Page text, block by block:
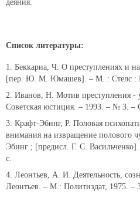
деяния.
Список литературы:
Беккариа, Ч. О преступлениях и
[пер. Ю. М. Юмашев]. – М. : Стелс :
Иванов, Н. Мотив преступления -
Советская юстиция. – 1993. – № 3. –
Крафт-Эбинг, Р. Половая
внимания на извращение полового
Эбинг ; [предисл. Г. С.
с.
Леонтьев, А. И. Деятельность,
Леонтьев. – М.: Политиздат, 1975. –